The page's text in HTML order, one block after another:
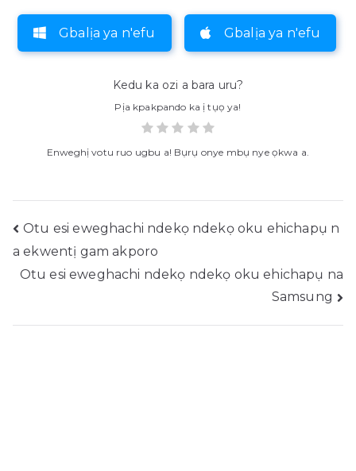
Gbalịa ya n'efu Gbalịa ya n'efu
Kedu ka ozi a bara uru?
Pịa kpakpando ka ị tụọ ya!
Enweghị votu ruo ugbu a! Bụrụ onye mbụ nye ọkwa a.
Bipute
igodo
Otu esi eweghachi ndekọ ndekọ oku ehichapụ n
a ekwentị gam akporo
Otu esi eweghachi ndekọ ndekọ oku ehichapụ na
Samsung